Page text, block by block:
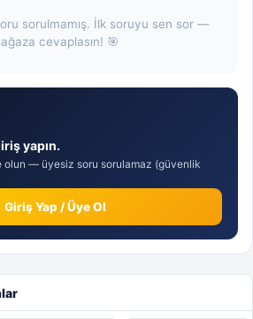
sorulmamış. İlk soruyu sen sor —
cevaplasın! 🎯
yapın.
olun — üyesiz soru sorulamaz (güvenlik
Giriş Yap / Üye Ol